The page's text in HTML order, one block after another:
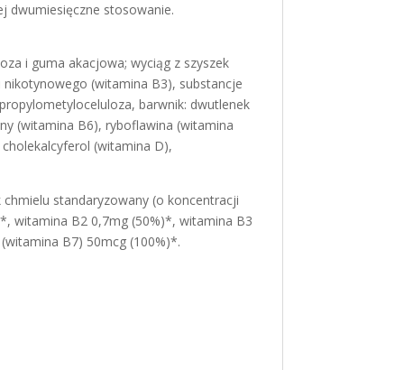
dwumiesięczne stosowanie.
i guma akacjowa; wyciąg z szyszek
(witamina B3), substancje
barwnik: dwutlenek
(witamina B6), ryboflawina (witamina
(witamina D),
standaryzowany (o koncentracji
witamina B2 0,7mg (50%)*, witamina B3
B7) 50mcg (100%)*.